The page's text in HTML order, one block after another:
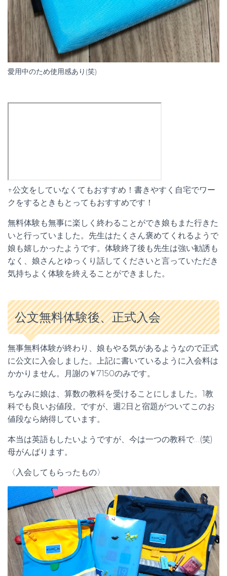
愛用中のため使用感あり(笑)
↑公文をしていなくてもおすすめ！書きやすく自宅でワー
クをするときもとってもおすすめです！
無料体験も無事に楽しく終わることができ娘もまた行きた
いと行っていました。先生はたくさん褒めてくれるようで
娘も嬉しかったようです。体験終了後も先生は強い勧誘も
なく、娘さんとゆっくり話してくださいと言っていただき
気持ちよく体験を終えることができました。
公文無料体験後、正式入会
無事無料体験が終わり、娘もやる気があるようなので正式
に公文に入会しました。上記に書いているように入会料は
かかりません。月謝の￥7150のみです。
ちなみに娘は、算数の教科を受けることにしました。1教
科でも良いお値段。ですが、週2日と宿題がついてこのお
値段なら納得しています。
本当は英語もしたいようですが、今は一つの教科で…(笑)
母がんばります。
〈入会してもらったもの〉